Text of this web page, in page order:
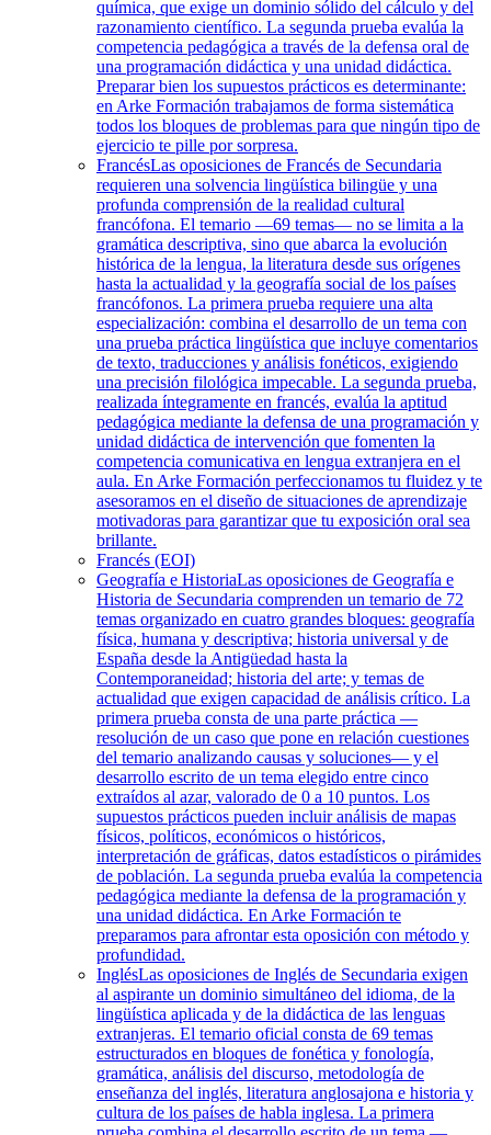
química, que exige un dominio sólido del cálculo y del
razonamiento científico. La segunda prueba evalúa la
competencia pedagógica a través de la defensa oral de
una programación didáctica y una unidad didáctica.
Preparar bien los supuestos prácticos es determinante:
en Arke Formación trabajamos de forma sistemática
todos los bloques de problemas para que ningún tipo de
ejercicio te pille por sorpresa.
FrancésLas oposiciones de Francés de Secundaria
requieren una solvencia lingüística bilingüe y una
profunda comprensión de la realidad cultural
francófona. El temario —69 temas— no se limita a la
gramática descriptiva, sino que abarca la evolución
histórica de la lengua, la literatura desde sus orígenes
hasta la actualidad y la geografía social de los países
francófonos. La primera prueba requiere una alta
especialización: combina el desarrollo de un tema con
una prueba práctica lingüística que incluye comentarios
de texto, traducciones y análisis fonéticos, exigiendo
una precisión filológica impecable. La segunda prueba,
realizada íntegramente en francés, evalúa la aptitud
pedagógica mediante la defensa de una programación y
unidad didáctica de intervención que fomenten la
competencia comunicativa en lengua extranjera en el
aula. En Arke Formación perfeccionamos tu fluidez y te
asesoramos en el diseño de situaciones de aprendizaje
motivadoras para garantizar que tu exposición oral sea
brillante.
Francés (EOI)
Geografía e HistoriaLas oposiciones de Geografía e
Historia de Secundaria comprenden un temario de 72
temas organizado en cuatro grandes bloques: geografía
física, humana y descriptiva; historia universal y de
España desde la Antigüedad hasta la
Contemporaneidad; historia del arte; y temas de
actualidad que exigen capacidad de análisis crítico. La
primera prueba consta de una parte práctica —
resolución de un caso que pone en relación cuestiones
del temario analizando causas y soluciones— y el
desarrollo escrito de un tema elegido entre cinco
extraídos al azar, valorado de 0 a 10 puntos. Los
supuestos prácticos pueden incluir análisis de mapas
físicos, políticos, económicos o históricos,
interpretación de gráficas, datos estadísticos o pirámides
de población. La segunda prueba evalúa la competencia
pedagógica mediante la defensa de la programación y
una unidad didáctica. En Arke Formación te
preparamos para afrontar esta oposición con método y
profundidad.
InglésLas oposiciones de Inglés de Secundaria exigen
al aspirante un dominio simultáneo del idioma, de la
lingüística aplicada y de la didáctica de las lenguas
extranjeras. El temario oficial consta de 69 temas
estructurados en bloques de fonética y fonología,
gramática, análisis del discurso, metodología de
enseñanza del inglés, literatura anglosajona e historia y
cultura de los países de habla inglesa. La primera